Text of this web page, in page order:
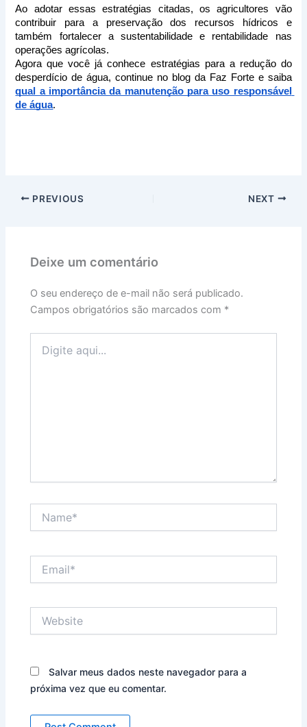
Ao adotar essas estratégias citadas, os agricultores vão
contribuir para a preservação dos recursos hídricos e
também fortalecer a sustentabilidade e rentabilidade nas
operações agrícolas.
Agora que você já conhece estratégias para a redução do
desperdício de água, continue no blog da Faz Forte e saiba
qual a importância da manutenção para uso responsável
de água.
PREVIOUS NEXT
Deixe um comentário
O seu endereço de e-mail não será publicado.
Campos obrigatórios são marcados com *
aqui...
Salvar meus dados neste navegador para a
próxima vez que eu comentar.